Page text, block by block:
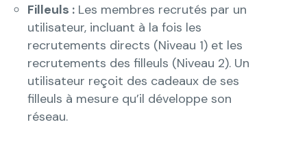
Filleuls : Les membres recrutés par un
utilisateur, incluant à la fois les
recrutements directs (Niveau 1) et les
recrutements des filleuls (Niveau 2). Un
utilisateur reçoit des cadeaux de ses
filleuls à mesure qu’il développe son
réseau.